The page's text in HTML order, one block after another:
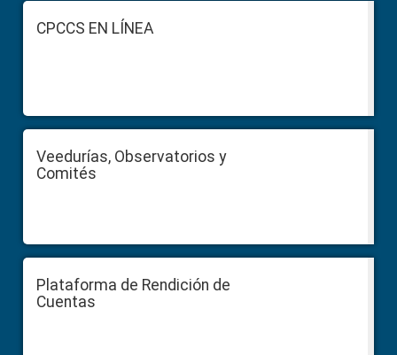
Sidebar
FooterCPCCS EN LÍNEA
Veedurías, Observatorios y
Comités
Plataforma de Rendición de
Cuentas